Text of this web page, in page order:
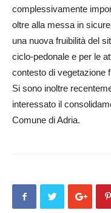
complessivamente
oltre alla messa in
una nuova fruibilità del
ciclo-pedonale e per le
contesto di vegetazione
Si sono inoltre
interessato il
Comune di Adria.